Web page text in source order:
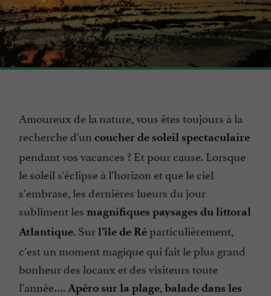
Amoureux de la nature, vous êtes toujours à la
recherche d'un coucher de soleil spectaculaire
pendant vos vacances ? Et pour cause. Lorsque
le soleil s'éclipse à l’horizon et que le ciel
s’embrase, les dernières lueurs du jour
subliment les magnifiques paysages du littoral
Atlantique. Surl’île de Réparticulièrement,
c’est un moment magique qui fait le plus grand
bonheur des locaux et des visiteurs toute
l’année….Apéro sur la plage, balade dans les